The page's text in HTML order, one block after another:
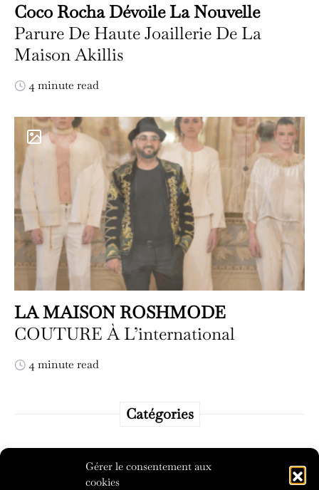
Gérer le consentement aux
cookies
Coco Rocha Dévoile La Nouvelle
Parure De Haute Joaillerie De La
Maison Akillis
4 minute read
LA MAISON ROSHMODE
COUTURE À L’international
4 minute read
Catégories